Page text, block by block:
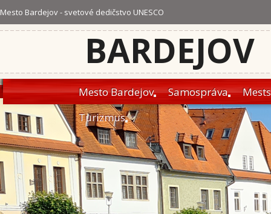
Mesto Bardejov - svetové dedičstvo UNESCO
BARDEJOV
Mesto Bardejov Samospráva
Turizmus